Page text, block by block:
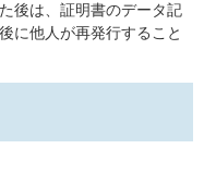
後は、証明書のデータ記
に他人が再発行すること